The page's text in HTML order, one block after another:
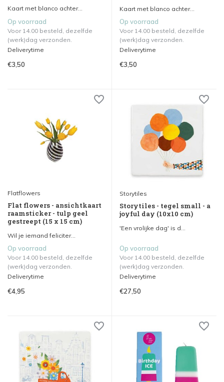
Kaart met blanco achter...
Op voorraad
Voor 14.00 besteld, dezelfde
(werk)dag verzonden.
Deliverytime
€3,50
Kaart met blanco achter...
Op voorraad
Voor 14.00 besteld, dezelfde
(werk)dag verzonden.
Deliverytime
€3,50
Flatflowers
Flat flowers - ansichtkaart
raamsticker - tulp geel
gestreept (15 x 15 cm)
Wil je iemand feliciter...
Op voorraad
Voor 14.00 besteld, dezelfde
(werk)dag verzonden.
Deliverytime
€4,95
Storytiles
Storytiles - tegel small - a
joyful day (10x10 cm)
'Een vrolijke dag' is d...
Op voorraad
Voor 14.00 besteld, dezelfde
(werk)dag verzonden.
Deliverytime
€27,50